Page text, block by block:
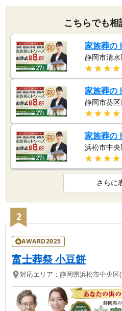
こちらでも
家族葬の
静岡市清
家族葬の
静岡市葵
家族葬
浜松市中
さらに
2
AWARD2025
富士葬祭 小豆餅
対応エリア： 静岡県浜松市中央区